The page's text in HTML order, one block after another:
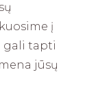
į
gali tapti
jūsų